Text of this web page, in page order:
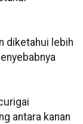
diketahui lebih
antara kanan